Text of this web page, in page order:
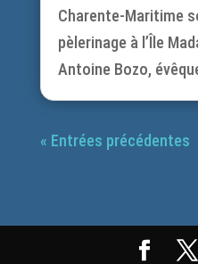
Charente-Maritime
pèlerinage à l’Île
Antoine Bozo,
« Entrées précédentes